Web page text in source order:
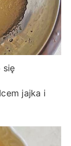
się
jajka i